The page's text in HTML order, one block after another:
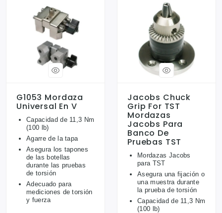
G1053 Mordaza
Universal En V
Capacidad de 11,3 Nm
(100 lb)
Agarre de la tapa
Asegura los tapones
de las botellas
durante las pruebas
de torsión
Adecuado para
mediciones de torsión
y fuerza
Jacobs Chuck
Grip For TST
Mordazas
Jacobs Para
Banco De
Pruebas TST
Mordazas Jacobs
para TST
Asegura una fijación o
una muestra durante
la prueba de torsión
Capacidad de 11,3 Nm
(100 lb)